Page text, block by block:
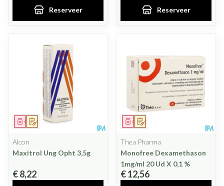
Reserveer Reserveer
Op voorschrift
Geneesmiddel
Alcon
Maxitrol Ung Opht 3,5g
€ 8,22
Op voorschrift
Geneesmiddel
Thea Pharma
Monofree Dexamethason
1mg/ml 20 Ud X 0,1 %
€ 12,56